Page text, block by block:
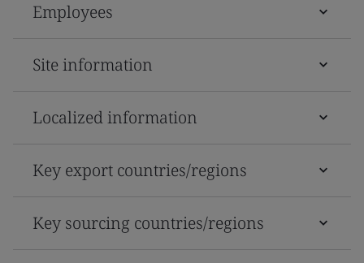
Employees
Site information
Localized information
Key export countries/regions
Key sourcing countries/regions